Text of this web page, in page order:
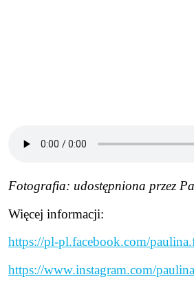
Fotografia: udostępniona przez
Więcej informacji:
https://pl-pl.facebook.com/
https://www.instagram.com/